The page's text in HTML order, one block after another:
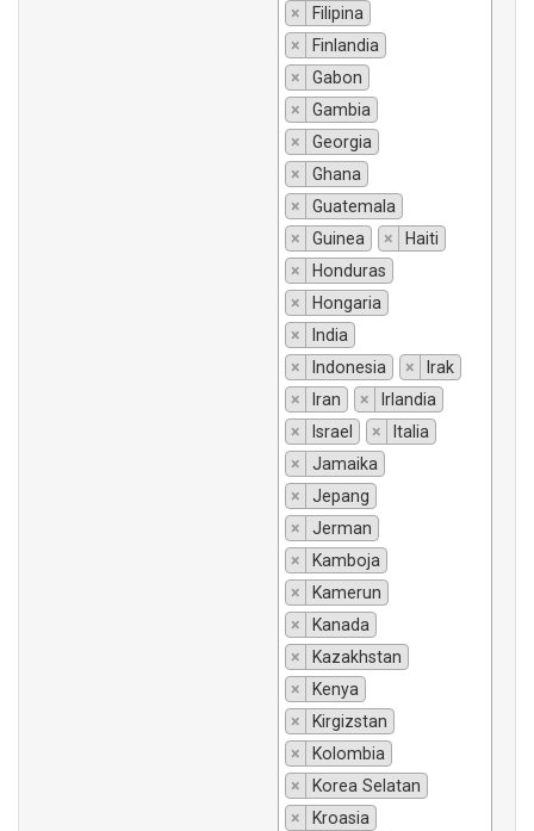
×
Filipina
×
Finlandia
×
Gabon
×
Gambia
×
Georgia
×
Ghana
×
Guatemala
×
Guinea ×
Haiti
×
Honduras
×
Hongaria
×
India
×
Indonesia ×
Irak
×
Iran ×
Irlandia
×
Israel ×
Italia
×
Jamaika
×
Jepang
×
Jerman
×
Kamboja
×
Kamerun
×
Kanada
×
Kazakhstan
×
Kenya
×
Kirgizstan
×
Kolombia
×
Korea Selatan
×
Kroasia